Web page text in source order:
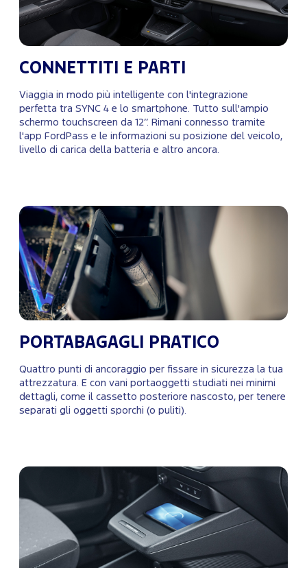
CONNETTITI E PARTI
Viaggia in modo più intelligente con l'integrazione
perfetta tra SYNC 4 e lo smartphone. Tutto sull'ampio
schermo touchscreen da 12’’. Rimani connesso tramite
l'app FordPass e le informazioni su posizione del veicolo,
livello di carica della batteria e altro ancora.
PORTABAGAGLI PRATICO
Quattro punti di ancoraggio per fissare in sicurezza la tua
attrezzatura. E con vani portaoggetti studiati nei minimi
dettagli, come il cassetto posteriore nascosto, per tenere
separati gli oggetti sporchi (o puliti).